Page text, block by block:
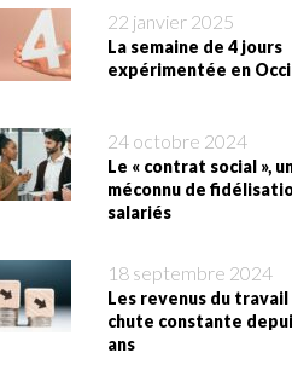
22 janvier 2025
La semaine de 4 jours
expérimentée en
24 octobre 2024
Le « contrat social »,
méconnu de
salariés
18 septembre 2024
Les revenus du travail
chute constante
ans